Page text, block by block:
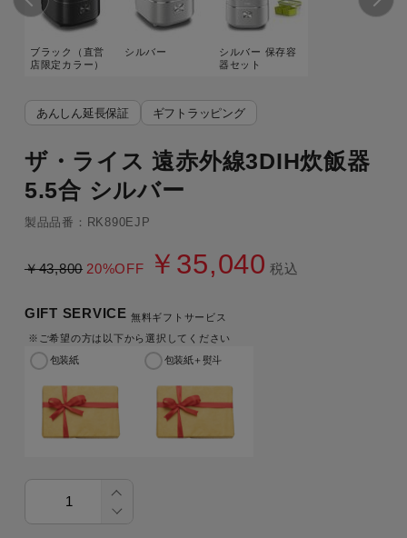
あんしん延長保証 ギフトラッピング
ザ・ライス 遠赤外線3DIH炊飯器
5.5合 シルバー
製品品番：RK890EJP
￥43,800 20%OFF ￥35,040 税込
ブラック（直営
店限定カラー）
シルバー
シルバー 保存容
器セット
GIFT SERVICE 無料ギフトサービス
※ご希望の方は以下から選択してください
包装紙
包装紙＋熨斗